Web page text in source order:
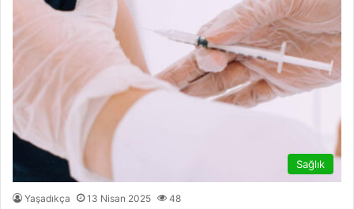
Sağlık
Yaşadıkça 13 Nisan 2025 48